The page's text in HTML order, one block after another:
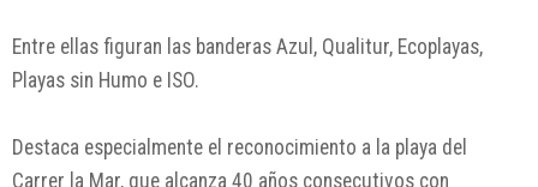
Entre ellas figuran las banderas Azul, Qualitur, Ecoplayas,
Playas sin Humo e ISO.
Destaca especialmente el reconocimiento a la playa del
Carrer la Mar, que alcanza 40 años consecutivos con